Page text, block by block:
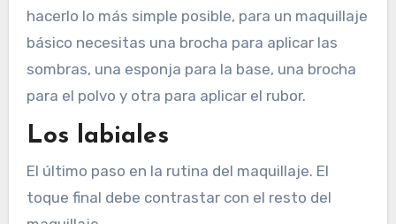
hacerlo lo más simple posible, para un maquillaje
básico necesitas una brocha para aplicar las
sombras, una esponja para la base, una brocha
para el polvo y otra para aplicar el rubor.
Los labiales
El último paso en la rutina del maquillaje. El
toque final debe contrastar con el resto del